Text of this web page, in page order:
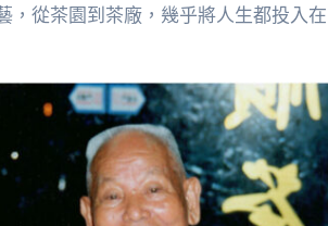
，從茶園到茶廠，幾乎將人生都投入在